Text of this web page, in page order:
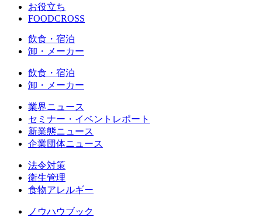
お役立ち
FOODCROSS
飲食・宿泊
卸・メーカー
飲食・宿泊
卸・メーカー
業界ニュース
セミナー・イベントレポート
新業態ニュース
企業団体ニュース
法令対策
衛生管理
食物アレルギー
ノウハウブック